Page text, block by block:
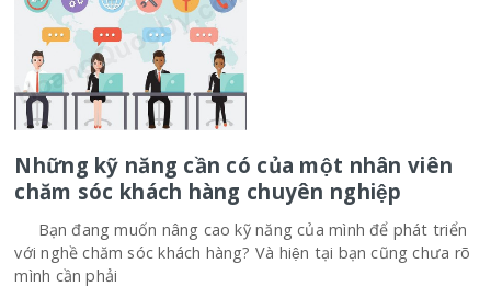
Những kỹ năng cần có của một nhân viên
chăm sóc khách hàng chuyên nghiệp
Bạn đang muốn nâng cao kỹ năng của mình để phát triển
với nghề chăm sóc khách hàng? Và hiện tại bạn cũng chưa rõ
mình cần phải